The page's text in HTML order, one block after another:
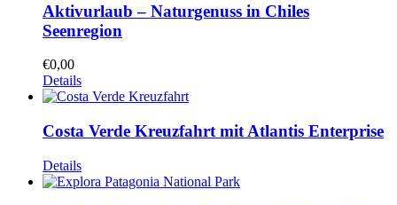
Aktivurlaub – Naturgenuss in Chiles
Seenregion
€0,00
Details
Costa Verde Kreuzfahrt mit Atlantis Enterprise
Details